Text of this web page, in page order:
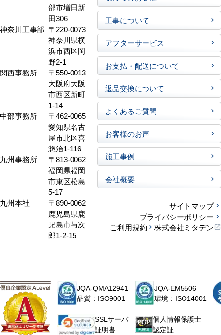
部市増田新
田306
神奈川工事部 〒220-0073
神奈川県横
浜市西区岡
野2-1
関西事務所
〒550-0013
大阪府大阪
市西区新町
1-14
中部事務所
〒462-0065
愛知県名古
屋市北区喜
惣治1-116
九州事務所
〒813-0062
福岡県福岡
市東区松島
5-17
九州本社
〒890-0062
鹿児島県鹿
児島市与次
郎1-2-15
工事について
アフターサービス
お支払・配送について
返品交換について
よくあるご質問
お客様のお声
施工事例
会社概要
サイトマップ
プライバシーポリシー
ご利用規約
株式会社ミタデン
JQA-QMA12941
品質：ISO9001
JQA-EM5506
環境：ISO14001
SSLサーバ
証明書
個人情報保護士
認定証